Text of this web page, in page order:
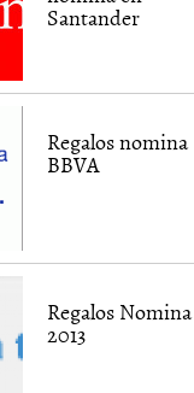
Santander
Regalos nomina
BBVA
Regalos Nomina
2013